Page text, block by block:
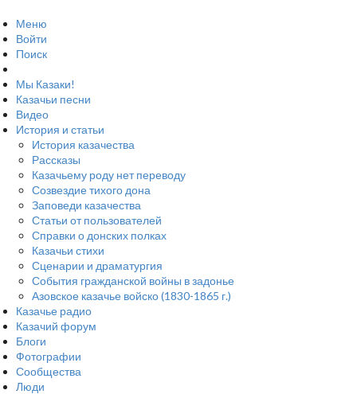
Меню
Войти
Поиск
Мы Казаки!
Казачьи песни
Видео
История и статьи
История казачества
Рассказы
Казачьему роду нет переводу
Созвездие тихого дона
Заповеди казачества
Статьи от пользователей
Справки о донских полках
Казачьи стихи
Сценарии и драматургия
События гражданской войны в задонье
Азовское казачье войско (1830-1865 г.)
Казачье радио
Казачий форум
Блоги
Фотографии
Сообщества
Люди